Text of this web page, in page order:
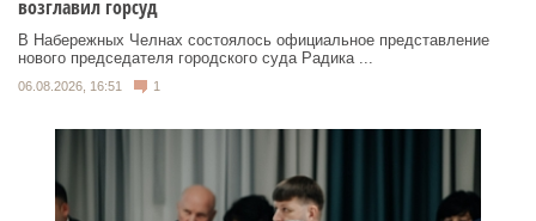
возглавил горсуд
В Набережных Челнах состоялось официальное представление
нового председателя городского суда Радика ...
06.08.2026, 16:51 1